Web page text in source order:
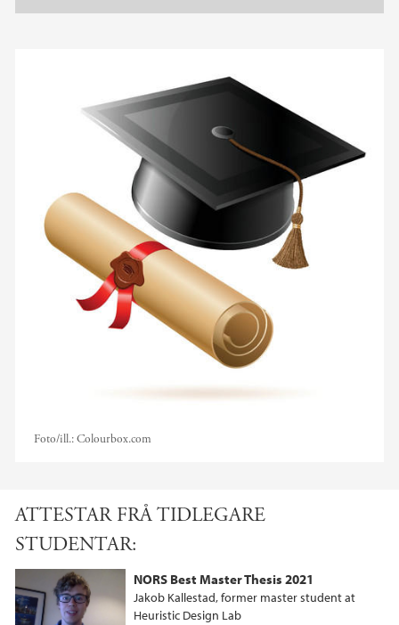
Foto/ill.:Colourbox.com
ATTESTAR FRÅ TIDLEGARE
STUDENTAR:
NORS Best Master Thesis 2021
Jakob Kallestad, former master student at
Heuristic Design Lab